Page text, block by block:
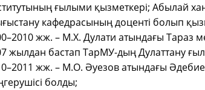
ғылыми қызметкері; Абылай
кафедрасының доценті болып
жж. – М.Х. Дулати атындағы Тараз
жылдан бастап ТарМУ-дың Дулаттану
жж. – М.О. Әуезов атындағы
болды;